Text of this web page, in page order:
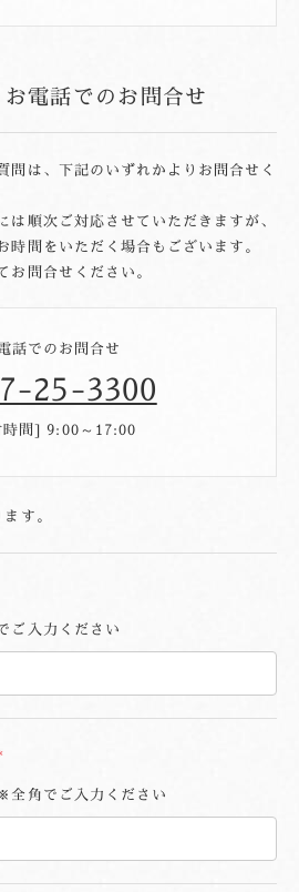
電話でのお問合せ
問は、下記のいずれかよりお問合せく
は順次ご対応させていただきますが、
時間をいただく場合もございます。
お問合せください。
話でのお問合せ
25-3300
時間] 9:00～17:00
す。
入力ください
角でご入力ください